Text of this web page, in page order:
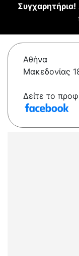
Συγχαρητήρια!
Αθήνα
Μακεδονίας
Δείτε το